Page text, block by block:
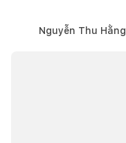
Nguyễn Thu Hằng